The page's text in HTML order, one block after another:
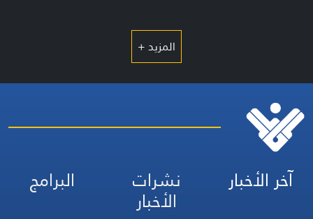
المزيد +
آخر الأخبار نشرات
الأخبار
البرامج